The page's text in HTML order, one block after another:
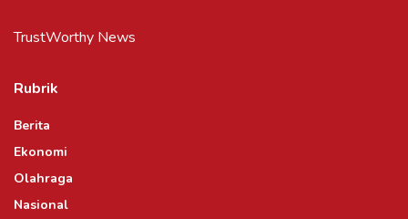
TrustWorthy News
Rubrik
Berita
Ekonomi
Olahraga
Nasional